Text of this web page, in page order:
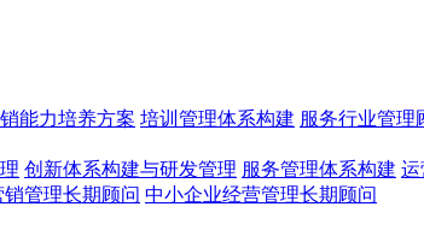
能力培养方案 培训管理体系构建 服务行业管理
创新体系构建与研发管理 服务管理体系构建 运
销管理长期顾问 中小企业经营管理长期顾问